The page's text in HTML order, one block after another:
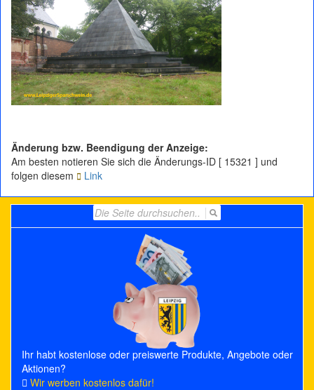
Änderung bzw. Beendigung der Anzeige:
Am besten notieren Sie sich die Änderungs-ID [ 15321 ] und
folgen diesem
Link
for:
Ihr habt kostenlose oder preiswerte Produkte, Angebote oder
Aktionen?
Wir werben kostenlos dafür!